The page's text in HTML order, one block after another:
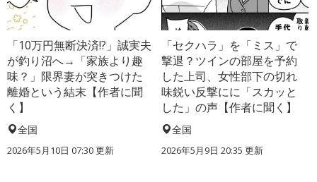
「10万円無断決済!?」誠実夫
が釣り沼へ→「家族より趣
味？」限界妻が突きつけた
離婚という結末【作者に聞
く】
全国
2026年5月10日 07:30 更新
「セクハラ」を「ミス」で
撃退？ツインの部屋を予約
した上司、女性部下の切れ
味鋭い反撃にに「スカッと
した」の声【作者に聞く】
全国
2026年5月9日 20:35 更新